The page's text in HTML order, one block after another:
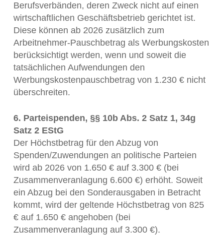
Berufsverbänden, deren Zweck nicht auf einen
wirtschaftlichen Geschäftsbetrieb gerichtet ist.
Diese können ab 2026 zusätzlich zum
Arbeitnehmer-Pauschbetrag als Werbungskosten
berücksichtigt werden, wenn und soweit die
tatsächlichen Aufwendungen den
Werbungskostenpauschbetrag von 1.230 € nicht
überschreiten.
6. Parteispenden, §§ 10b Abs. 2 Satz 1, 34g
Satz 2 EStG
Der Höchstbetrag für den Abzug von
Spenden/Zuwendungen an politische Parteien
wird ab 2026 von 1.650 € auf 3.300 € (bei
Zusammenveranlagung 6.600 €) erhöht. Soweit
ein Abzug bei den Sonderausgaben in Betracht
kommt, wird der geltende Höchstbetrag von 825
€ auf 1.650 € angehoben (bei
Zusammenveranlagung auf 3.300 €).